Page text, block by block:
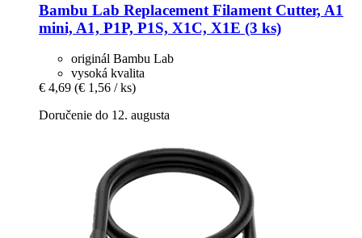
Bambu Lab Replacement Filament Cutter, A1
mini, A1, P1P, P1S, X1C, X1E (3 ks)
originál Bambu Lab
vysoká kvalita
€ 4,69 (€ 1,56 / ks)
Doručenie do 12. augusta